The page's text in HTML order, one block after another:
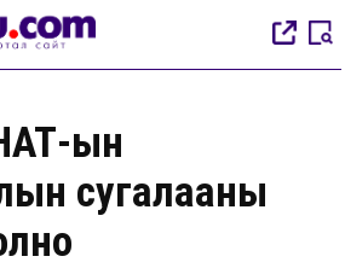
ын
сугалааны